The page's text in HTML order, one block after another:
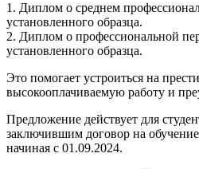
1. Диплом о среднем
установленного образца.
2. Диплом о профессиональной
установленного образца.
Это помогает устроиться на
высокооплачиваемую работу и
Предложение действует для
заключившим договор на
начиная с 01.09.2024.